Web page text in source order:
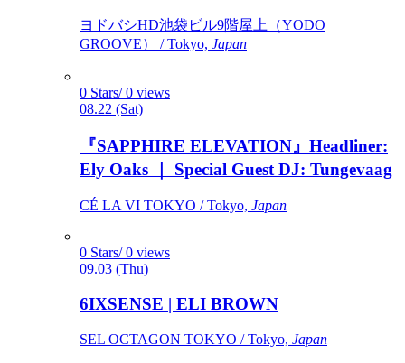
ヨドバシHD池袋ビル9階屋上（YODO
GROOVE） / Tokyo, Japan
0 Stars/ 0 views
08.22 (Sat)
『SAPPHIRE ELEVATION』Headliner:
Ely Oaks ｜ Special Guest DJ: Tungevaag
CÉ LA VI TOKYO / Tokyo, Japan
0 Stars/ 0 views
09.03 (Thu)
6IXSENSE | ELI BROWN
SEL OCTAGON TOKYO / Tokyo, Japan